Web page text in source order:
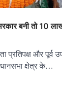
बनी तो 10
प्रतिपक्ष और पूर्व
क्षेत्र के…